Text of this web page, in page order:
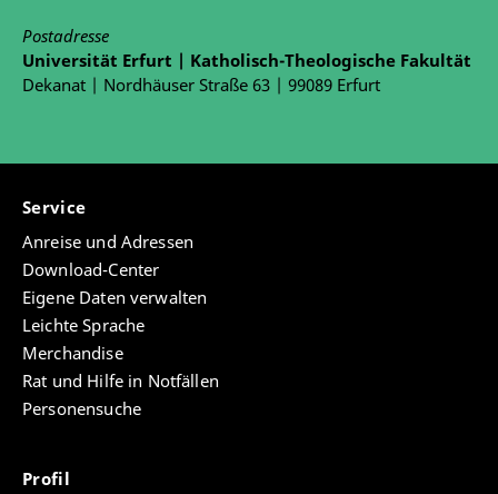
Postadresse
Universität Erfurt | Katholisch-Theologische Fakultät
Dekanat | Nordhäuser Straße 63 | 99089 Erfurt
Service
Anreise und Adressen
Download-Center
Eigene Daten verwalten
Leichte Sprache
Merchandise
Rat und Hilfe in Notfällen
Personensuche
Profil